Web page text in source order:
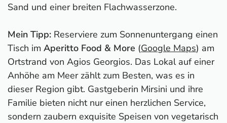
Sand und einer breiten Flachwasserzone.
Mein Tipp: Reserviere zum Sonnenuntergang einen
Tisch im Aperitto Food & More (Google Maps) am
Ortstrand von Agios Georgios. Das Lokal auf einer
Anhöhe am Meer zählt zum Besten, was es in
dieser Region gibt. Gastgeberin Mirsini und ihre
Familie bieten nicht nur einen herzlichen Service,
sondern zaubern exquisite Speisen von vegetarisch